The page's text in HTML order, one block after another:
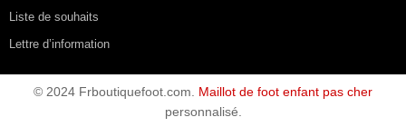
Liste de souhaits
Lettre d’information
© 2024 Frboutiquefoot.com. Maillot de foot enfant pas cher
personnalisé.